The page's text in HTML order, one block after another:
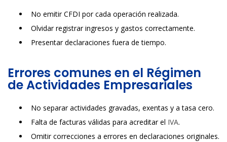
No emitir CFDI por cada operación realizada.
Olvidar registrar ingresos y gastos correctamente.
Presentar declaraciones fuera de tiempo.
Errores comunes en el Régimen
de Actividades Empresariales
No separar actividades gravadas, exentas y a tasa cero.
Falta de facturas válidas para acreditar el IVA.
Omitir correcciones a errores en declaraciones originales.